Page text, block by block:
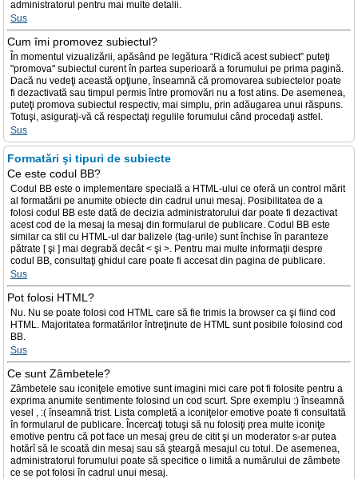
administratorul pentru mai multe detalii.
Sus
Cum îmi promovez subiectul?
În momentul vizualizării, apăsând pe legătura “Ridică acest subiect” puteţi
"promova" subiectul curent în partea superioară a forumului pe prima pagină.
Dacă nu vedeţi această opţiune, înseamnă că promovarea subiectelor poate
fi dezactivată sau timpul permis între promovări nu a fost atins. De asemenea,
puteţi promova subiectul respectiv, mai simplu, prin adăugarea unui răspuns.
Totuşi, asiguraţi-vă că respectaţi regulile forumului când procedaţi astfel.
Sus
Formatări şi tipuri de subiecte
Ce este codul BB?
Codul BB este o implementare specială a HTML-ului ce oferă un control mărit
al formatării pe anumite obiecte din cadrul unui mesaj. Posibilitatea de a
folosi codul BB este dată de decizia administratorului dar poate fi dezactivat
acest cod de la mesaj la mesaj din formularul de publicare. Codul BB este
similar ca stil cu HTML-ul dar balizele (tag-urile) sunt închise în paranteze
pătrate [ şi ] mai degrabă decât < şi >. Pentru mai multe informaţii despre
codul BB, consultaţi ghidul care poate fi accesat din pagina de publicare.
Sus
Pot folosi HTML?
Nu. Nu se poate folosi cod HTML care să fie trimis la browser ca şi fiind cod
HTML. Majoritatea formatărilor întreţinute de HTML sunt posibile folosind cod
BB.
Sus
Ce sunt Zâmbetele?
Zâmbetele sau iconiţele emotive sunt imagini mici care pot fi folosite pentru a
exprima anumite sentimente folosind un cod scurt. Spre exemplu :) înseamnă
vesel , :( înseamnă trist. Lista completă a iconiţelor emotive poate fi consultată
în formularul de publicare. Încercaţi totuşi să nu folosiţi prea multe iconiţe
emotive pentru că pot face un mesaj greu de citit şi un moderator s-ar putea
hotărî să le scoată din mesaj sau să şteargă mesajul cu totul. De asemenea,
administratorul forumului poate să specifice o limită a numărului de zâmbete
ce se pot folosi în cadrul unui mesaj.